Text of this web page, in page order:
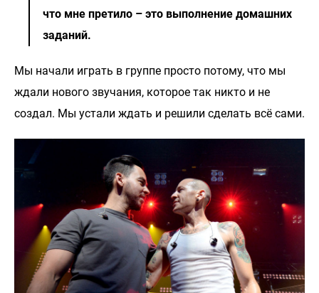
что мне претило – это выполнение домашних
заданий.
Мы начали играть в группе просто потому, что мы
ждали нового звучания, которое так никто и не
создал. Мы устали ждать и решили сделать всё сами.